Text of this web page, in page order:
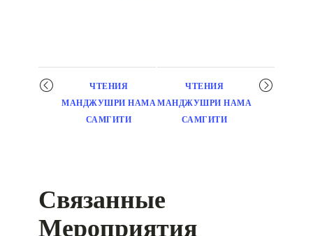
Мероприятие
навигация
ЧТЕНИЯ
МАНДЖУШРИ НАМА
САМГИТИ
ЧТЕНИЯ
МАНДЖУШРИ НАМА
САМГИТИ
Связанные
Мероприятия